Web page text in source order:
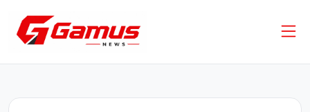
NOTÍCIAS LOCAIS